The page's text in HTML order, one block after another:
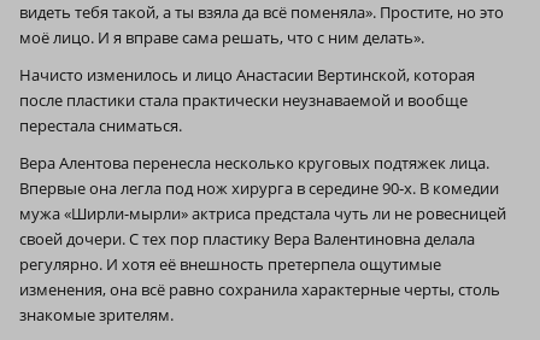
видеть тебя такой, а ты взяла да всё поменяла». Простите, но это
моё лицо. И я вправе сама решать, что с ним делать».
Начисто изменилось и лицо Анастасии Вертинской, которая
после пластики стала практически неузнаваемой и вообще
перестала сниматься.
Вера Алентова перенесла несколько круговых подтяжек лица.
Впервые она легла под нож хирурга в середине 90‑х. В комедии
мужа «Ширли-мырли» актриса предстала чуть ли не ровесницей
своей дочери. С тех пор пластику Вера Валентиновна делала
регулярно. И хотя её внешность претерпела ощутимые
изменения, она всё равно сохранила характерные черты, столь
знакомые зрителям.